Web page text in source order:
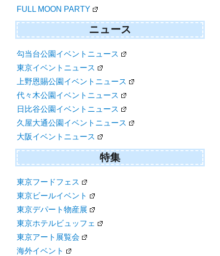
FULL MOON PARTY
ニュース
勾当台公園イベントニュース
東京イベントニュース
上野恩賜公園イベントニュース
代々木公園イベントニュース
日比谷公園イベントニュース
久屋大通公園イベントニュース
大阪イベントニュース
特集
東京フードフェス
東京ビールイベント
東京デパート物産展
東京ホテルビュッフェ
東京アート展覧会
海外イベント